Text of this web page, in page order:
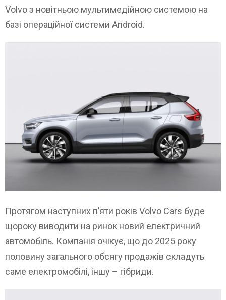
Volvo з новітньою мультимедійною системою на
базі операційної системи Android.
Протягом наступних п’яти років Volvo Cars буде
щороку виводити на ринок новий електричний
автомобіль. Компанія очікує, що до 2025 року
половину загального обсягу продажів складуть
саме електромобілі, іншу – гібриди.